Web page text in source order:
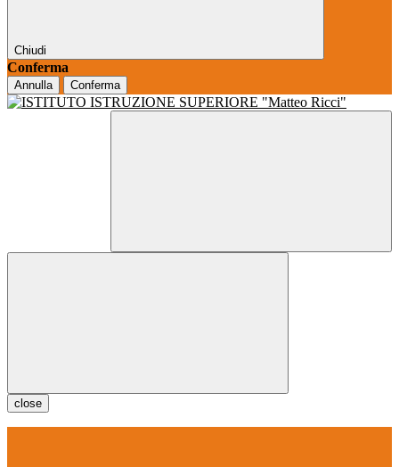
Chiudi
Conferma
Annulla Conferma
close